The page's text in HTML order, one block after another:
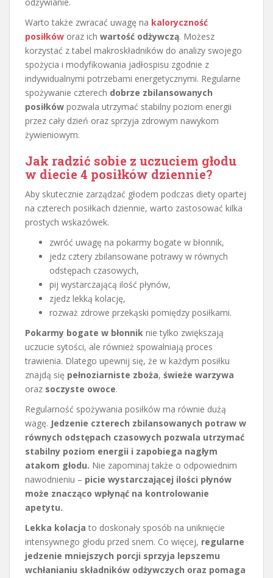
Warto także zwracać uwagę na kaloryczność
posiłków oraz ich wartość odżywczą. Możesz
korzystać z tabel makroskładników do analizy swojego
spożycia i modyfikowania jadłospisu zgodnie z
indywidualnymi potrzebami energetycznymi. Regularne
spożywanie czterech dobrze zbilansowanych
posiłków pozwala utrzymać stabilny poziom energii
przez cały dzień oraz sprzyja zdrowym nawykom
żywieniowym.
Jak radzić sobie z uczuciem głodu
w diecie 4 posiłków dziennie?
Aby skutecznie zarządzać głodem podczas diety opartej
na czterech posiłkach dziennie, warto zastosować kilka
prostych wskazówek.
zwróć uwagę na pokarmy bogate w błonnik,
jedz cztery zbilansowane potrawy w równych
odstępach czasowych,
pij wystarczającą ilość płynów,
zjedz lekką kolację,
rozważ zdrowe przekąski pomiędzy posiłkami.
Pokarmy bogate w błonnik nie tylko zwiększają
uczucie sytości, ale również spowalniają proces
trawienia. Dlatego upewnij się, że w każdym posiłku
znajdą się pełnoziarniste zboża, świeże warzywa
oraz soczyste owoce.
Regularność spożywania posiłków ma równie dużą
wagę. Jedzenie czterech zbilansowanych potraw w
równych odstępach czasowych pozwala utrzymać
stabilny poziom energii i zapobiega nagłym
atakom głodu. Nie zapominaj także o odpowiednim
nawodnieniu – picie wystarczającej ilości płynów
może znacząco wpłynąć na kontrolowanie
apetytu.
Lekka kolacja to doskonały sposób na uniknięcie
intensywnego głodu przed snem. Co więcej, regularne
jedzenie mniejszych porcji sprzyja lepszemu
wchłanianiu składników odżywczych oraz pomaga